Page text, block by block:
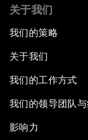
关于我们
我们的策略
关于我们
我们的工作方式
我们的领导团队
影响力